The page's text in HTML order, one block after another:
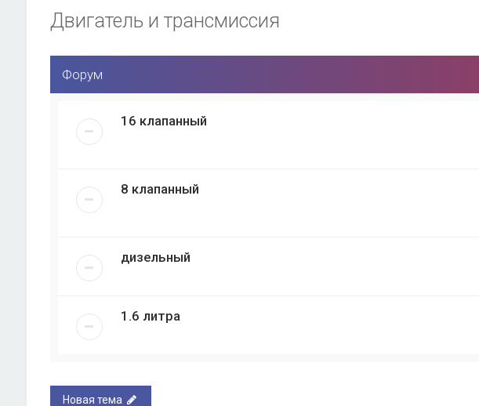
Двигатель и трансмиссия
Форум
16 клапанный
8 клапанный
дизельный
1.6 литра
Новая тема